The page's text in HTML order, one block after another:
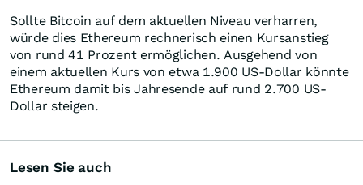
Sollte Bitcoin auf dem aktuellen Niveau verharren,
würde dies Ethereum rechnerisch einen Kursanstieg
von rund 41 Prozent ermöglichen. Ausgehend von
einem aktuellen Kurs von etwa 1.900 US-Dollar könnte
Ethereum damit bis Jahresende auf rund 2.700 US-
Dollar steigen.
Lesen Sie auch